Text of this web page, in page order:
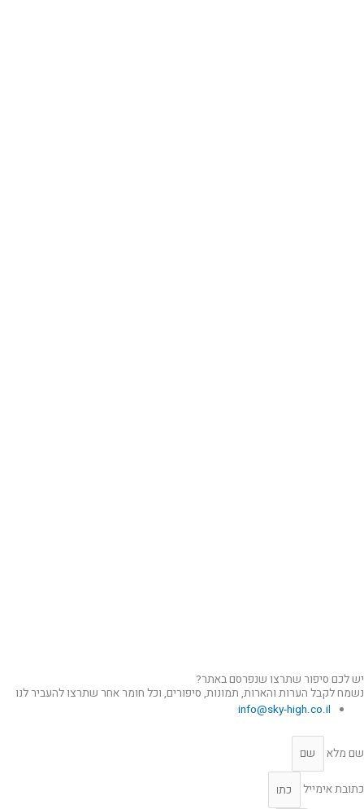
יש לכם סיפור שתרצו שנפרסם באתר?
נשמח לקבל הערות והארות, תמונות, סיפורים, וכל חומר אחר שתרצו להעביר לנו
info@sky-high.co.il
שם מלא
כתובת אימייל